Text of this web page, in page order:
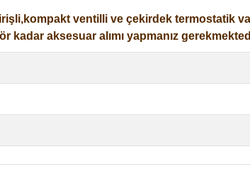
ventilli ve çekirdek termostatik
kadar aksesuar alımı yapmanız